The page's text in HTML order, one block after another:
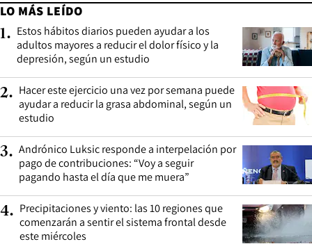
LO MÁS LEÍDO
1. Estos hábitos diarios pueden ayudar a los
adultos mayores a reducir el dolor físico y la
depresión, según un estudio
2. Hacer este ejercicio una vez por semana puede
ayudar a reducir la grasa abdominal, según un
estudio
3. Andrónico Luksic responde a interpelación por
pago de contribuciones: “Voy a seguir
pagando hasta el día que me muera”
4. Precipitaciones y viento: las 10 regiones que
comenzarán a sentir el sistema frontal desde
este miércoles